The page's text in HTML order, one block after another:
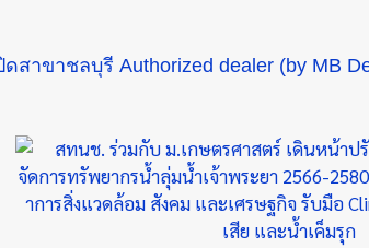
สาขาชลบุรี Authorized dealer (by